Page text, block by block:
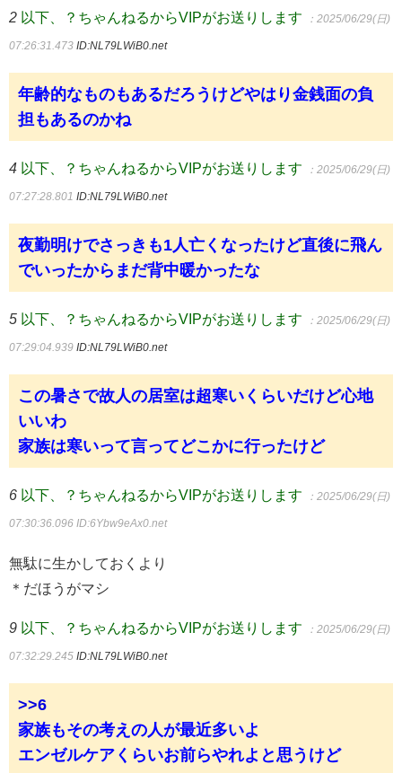
2 以下、？ちゃんねるからVIPがお送りします ：2025/06/29(日)
07:26:31.473 ID:NL79LWiB0.net
年齢的なものもあるだろうけどやはり金銭面の負
担もあるのかね
4 以下、？ちゃんねるからVIPがお送りします ：2025/06/29(日)
07:27:28.801 ID:NL79LWiB0.net
夜勤明けでさっきも1人亡くなったけど直後に飛ん
でいったからまだ背中暖かったな
5 以下、？ちゃんねるからVIPがお送りします ：2025/06/29(日)
07:29:04.939 ID:NL79LWiB0.net
この暑さで故人の居室は超寒いくらいだけど心地
いいわ
家族は寒いって言ってどこかに行ったけど
6 以下、？ちゃんねるからVIPがお送りします ：2025/06/29(日)
07:30:36.096 ID:6Ybw9eAx0.net
無駄に生かしておくより
＊だほうがマシ
9 以下、？ちゃんねるからVIPがお送りします ：2025/06/29(日)
07:32:29.245 ID:NL79LWiB0.net
>>6
家族もその考えの人が最近多いよ
エンゼルケアくらいお前らやれよと思うけど